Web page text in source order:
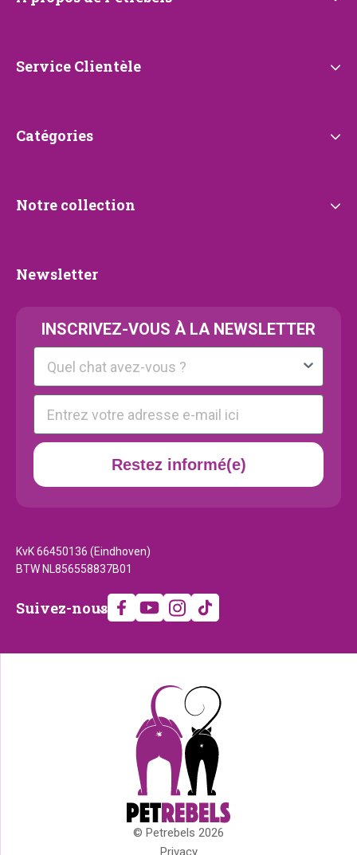
Petrebels
Service
Service Clientèle
Catégories
Catégories
Notre
Notre collection
Newsletter
Newsletter
INSCRIVEZ-VOUS À LA NEWSLETTER
Kattenras
E-mail
Restez informé(e)
KvK 66450136 (Eindhoven)
BTW NL856558837B01
Suivez-
Suivez-nous
© Petrebels 2026
Privacy